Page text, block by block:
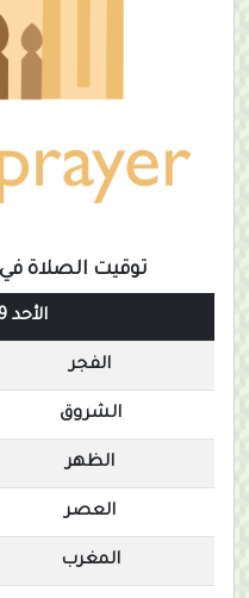
توقيت الصلاة
الأحد 09-08-2026
الفجر
الشروق
الظهر
العصر
المغرب